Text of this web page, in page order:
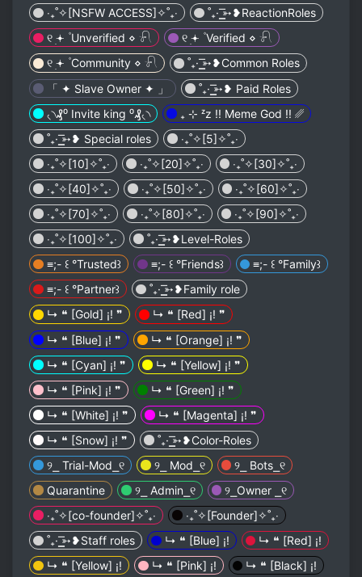
‎‧₊˚✧[NSFW ACCESS]✧˚₊‧
˚₊· ͟͟͞➳❥ReactionRoles
୧ ׅ𖥔 ۫ Unverified ⋄ 𓍯
୧ ׅ𖥔 ۫ Verified ⋄ 𓍯
୧ ׅ𖥔 ۫ Community ⋄ 𓍯
˚₊· ͟͟͞➳❥Common Roles
「 ✦ Slave Owner ✦ 」
˚₊· ͟͟͞➳❥ Paid Roles
৻৲₰⁰ Invite king ⁰₰৻৲
₊ ⊹ ᶻz !! Meme God !! ␥
˚₊· ͟͟͞➳❥ Special roles
‎‧₊˚✧[5]✧˚₊‧
‎‧₊˚✧[10]✧˚₊‧
‎‧₊˚✧[20]✧˚₊‧
‎‧₊˚✧[30]✧˚₊‧
‎‧₊˚✧[40]✧˚₊‧
‎‧₊˚✧[50]✧˚₊‧
‎‧₊˚✧[60]✧˚₊‧
‎‧₊˚✧[70]✧˚₊‧
‎‧₊˚✧[80]✧˚₊‧
‎‧₊˚✧[90]✧˚₊‧
‎‧₊˚✧[100]✧˚₊‧
˚₊· ͟͟͞➳❥Level-Roles
≡;- ꒰ °Trusted꒱
≡;- ꒰ °Friends꒱
≡;- ꒰ °Family꒱
≡;- ꒰ °Partner꒱
˚₊· ͟͟͞➳❥Family role
↳ ❝ [Gold] ¡! ❞
↳ ❝ [Red] ¡! ❞
↳ ❝ [Blue] ¡! ❞
↳ ❝ [Orange] ¡! ❞
↳ ❝ [Cyan] ¡! ❞
↳ ❝ [Yellow] ¡! ❞
↳ ❝ [Pink] ¡! ❞
↳ ❝ [Green] ¡! ❞
↳ ❝ [White] ¡! ❞
↳ ❝ [Magenta] ¡! ❞
↳ ❝ [Snow] ¡! ❞
˚₊· ͟͟͞➳❥Color-Roles
୨⎯ Trial-Mod⎯୧
୨⎯ Mod⎯୧
୨⎯ Bots⎯୧
Quarantine
୨⎯ Admin⎯୧
୨⎯Owner ⎯୧
‎‧₊˚✧[co-founder]✧˚₊‧
‎‧₊˚✧[Founder]✧˚₊‧
˚₊· ͟͟͞➳❥Staff roles
↳ ❝ [Blue] ¡!
↳ ❝ [Red] ¡!
↳ ❝ [Yellow] ¡!
↳ ❝ [Pink] ¡! ↳ ❝ [Black] ¡!